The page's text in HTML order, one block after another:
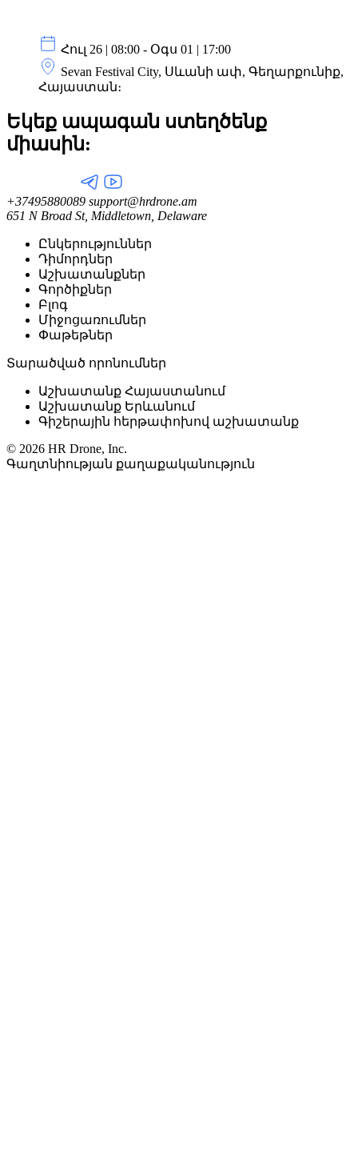
Հուլ 26 | 08:00 - Օգս 01 | 17:00
Sevan Festival City, Սևանի ափ, Գեղարքունիք,
Հայաստան։
Եկեք ապագան ստեղծենք
միասին:
+37495880089 support@hrdrone.am
651 N Broad St, Middletown, Delaware
Ընկերություններ
Դիմորդներ
Աշխատանքներ
Գործիքներ
Բլոգ
Միջոցառումներ
Փաթեթներ
Տարածված որոնումներ
Աշխատանք Հայաստանում
Աշխատանք Երևանում
Գիշերային հերթափոխով աշխատանք
© 2026 HR Drone, Inc.
Գաղտնիության քաղաքականություն